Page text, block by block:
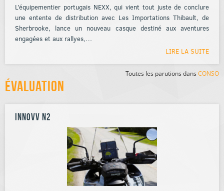
L’équipementier portugais NEXX, qui vient tout juste de conclure
une entente de distribution avec Les Importations Thibault, de
Sherbrooke, lance un nouveau casque destiné aux aventures
engagées et aux rallyes,…
LIRE LA SUITE
Toutes les parutions dans CONSO
Évaluation
INNOVV N2